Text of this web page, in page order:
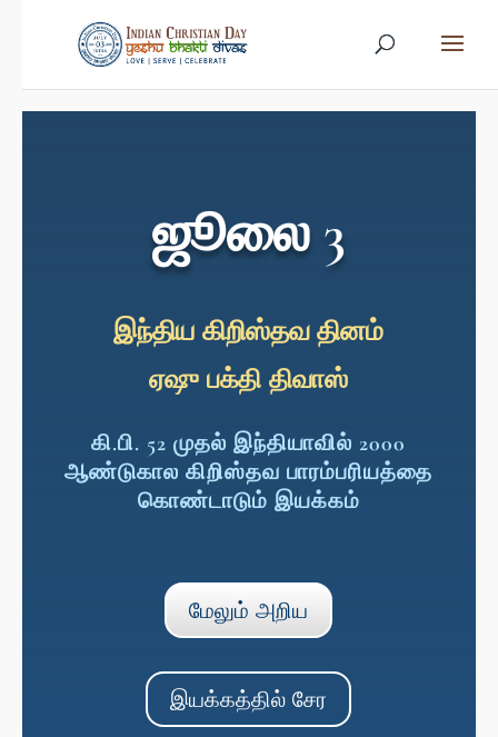
ஜூலை 3
இந்திய கிறிஸ்தவ தினம்
ஏஷு பக்தி திவாஸ்
கி.பி. 52 முதல் இந்தியாவில் 2000
ஆண்டுகால கிறிஸ்தவ பாரம்பரியத்தை
கொண்டாடும் இயக்கம்
மேலும் அறிய
இயக்கத்தில் சேர